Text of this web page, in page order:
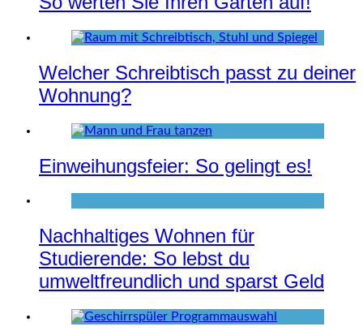
Welcher Schreibtisch passt zu deiner
Wohnung?
Einweihungsfeier: So gelingt es!
Nachhaltiges Wohnen für
Studierende: So lebst du
umweltfreundlich und sparst Geld